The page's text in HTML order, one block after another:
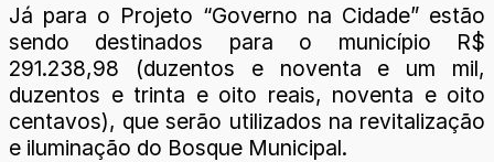
Já para o Projeto “Governo na Cidade” estão
sendo destinados para o município R$
291.238,98 (duzentos e noventa e um mil,
duzentos e trinta e oito reais, noventa e oito
centavos), que serão utilizados na revitalização
e iluminação do Bosque Municipal.